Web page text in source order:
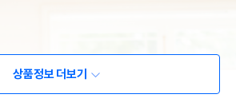
상품정보 더보기